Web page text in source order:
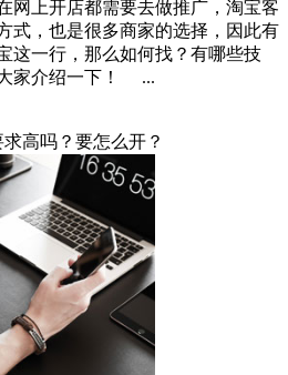
上开店都需要去做推广，淘宝客
式，也是很多商家的选择，因此有
这一行，那么如何找？有哪些技
家介绍一下！ ...
高吗？要怎么开？